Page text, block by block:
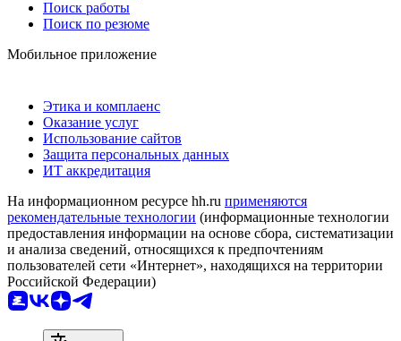
Поиск работы
Поиск по резюме
Мобильное приложение
Этика и комплаенс
Оказание услуг
Использование сайтов
Защита персональных данных
ИТ аккредитация
На информационном ресурсе hh.ru применяются
рекомендательные технологии (информационные технологии
предоставления информации на основе сбора, систематизации
и анализа сведений, относящихся к предпочтениям
пользователей сети «Интернет», находящихся на территории
Российской Федерации)